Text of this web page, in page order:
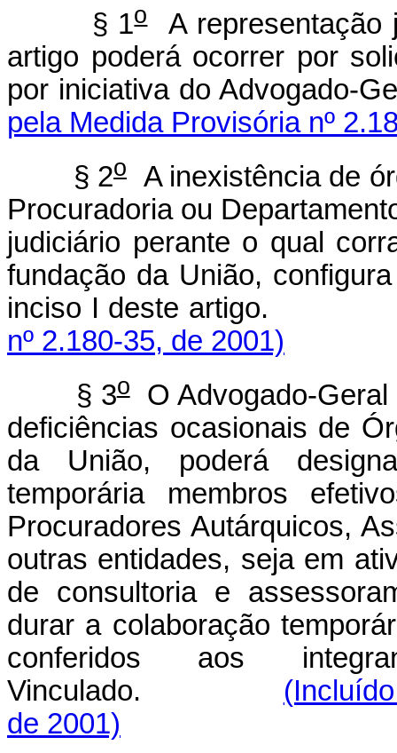
§ 1oA representação
artigo poderá ocorrer por
por iniciativa do Advogado-
pela Medida Provisória nº
§ 2o
A inexistência de
Procuradoria ou
judiciário perante o qual
fundação da União,
inciso I deste
nº 2.180-35, de 2001)
§ 3oO Advogado-Geral
deficiências ocasionais de
da União, poderá
temporária membros
Procuradores Autárquicos,
outras entidades, seja em
de consultoria e
durar a colaboração
conferidos aos
Vinculado.
de 2001)